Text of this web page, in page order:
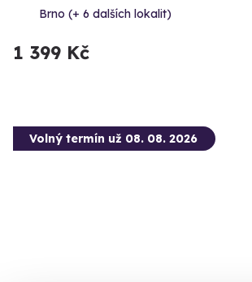
Brno (+ 6 dalších lokalit)
1 399 Kč
Volný termín už 08. 08. 2026